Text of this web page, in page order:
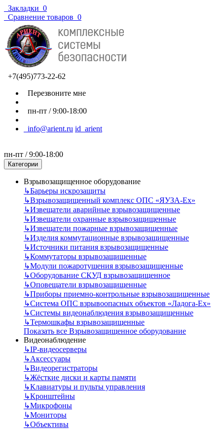
Закладки 0
Сравнение товаров 0
+7(495)773-22-62
Перезвоните мне
пн-пт / 9:00-18:00
info@arient.ru id_arient
пн-пт / 9:00-18:00
Категории
Взрывозащищенное оборудование
↳Барьеры искрозащиты
↳Взрывозащищенный комплекс ОПС «ЯУЗА-Ех»
↳Извещатели аварийные взрывозащищенные
↳Извещатели охранные взрывозащищенные
↳Извещатели пожарные взрывозащищенные
↳Изделия коммутационные взрывозащищенные
↳Источники питания взрывозащищенные
↳Коммутаторы взрывозащищенные
↳Модули пожаротушения взрывозащищенные
↳Оборудование СКУД взрывозащищенное
↳Оповещатели взрывозащищенные
↳Приборы приемно-контрольные взрывозащищенные
↳Система ОПС взрывоопасных объектов «Ладога-Ex»
↳Системы видеонаблюдения взрывозащищенные
↳Термошкафы взрывозащищенные
Показать все Взрывозащищенное оборудование
Видеонаблюдение
↳IP-видеосерверы
↳Аксессуары
↳Видеорегистраторы
↳Жёсткие диски и карты памяти
↳Клавиатуры и пульты управления
↳Кронштейны
↳Микрофоны
↳Мониторы
↳Объективы